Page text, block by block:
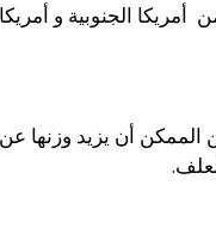
الجنوبية و